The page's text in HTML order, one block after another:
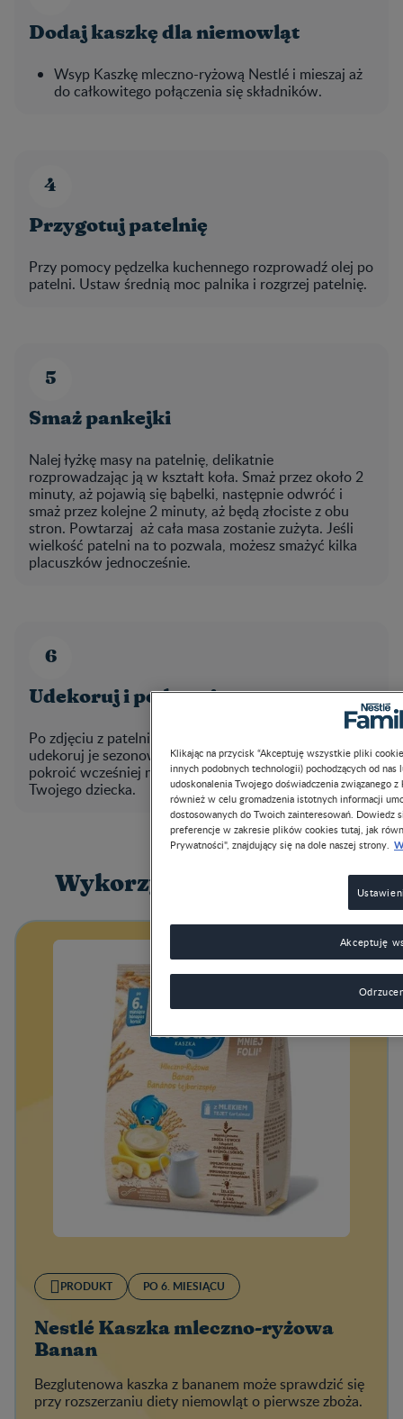
Dodaj kaszkę dla niemowląt
Wsyp Kaszkę mleczno-ryżową Nestlé i mieszaj aż
do całkowitego połączenia się składników.
Przygotuj patelnię
Przy pomocy pędzelka kuchennego rozprowadź olej po
patelni. Ustaw średnią moc palnika i rozgrzej patelnię.
Smaż pankejki
Nalej łyżkę masy na patelnię, delikatnie
rozprowadzając ją w kształt koła. Smaż przez około 2
minuty, aż pojawią się bąbelki, następnie odwróć i
smaż przez kolejne 2 minuty, aż będą złociste z obu
stron. Powtarzaj aż cała masa zostanie zużyta. Jeśli
wielkość patelni na to pozwala, możesz smażyć kilka
placuszków jednocześnie.
Udekoruj i podawaj
Po zdjęciu z patelni poczekaj aż placki ostygną i
udekoruj je sezonowymi owocami. Pamiętaj, by owoce
pokroić wcześniej na kawałki odpowiednie dla
Twojego dziecka.
Wykorzystane produkty
PRODUKT PO 6. MIESIĄCU
Nestlé Kaszka mleczno-ryżowa
Banan
Bezglutenowa kaszka z bananem może sprawdzić się
przy rozszerzaniu diety niemowląt o pierwsze zboża.
Klikając na przycisk “Akceptuję wszystkie pliki
innych podobnych technologii) pochodzących od
udoskonalenia Twojego doświadczenia związanego
również w celu gromadzenia istotnych informacji
dostosowanych do Twoich zainteresowań.
preferencje w zakresie plików cookies tutaj, jak
Prywatności", znajdujący się na dole naszej strony.
Akceptuję